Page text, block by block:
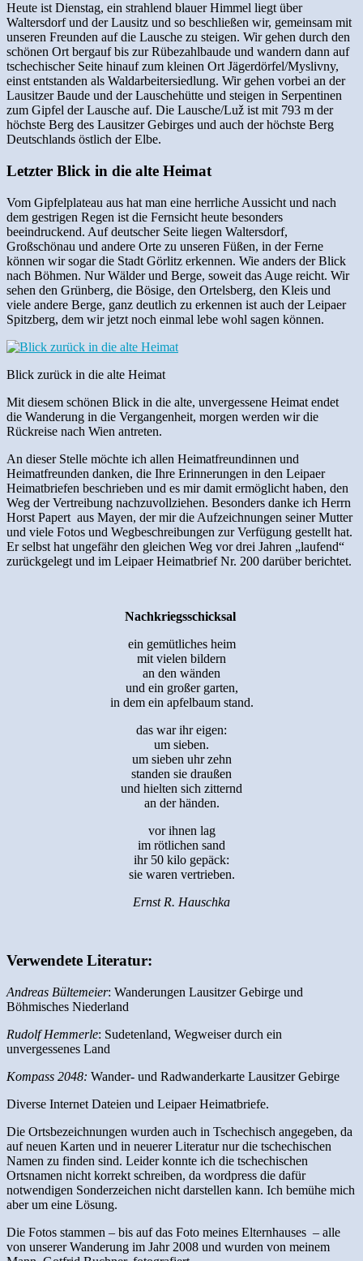
Heute ist Dienstag, ein strahlend blauer Himmel liegt über
Waltersdorf und der Lausitz und so beschließen wir, gemeinsam mit
unseren Freunden auf die Lausche zu steigen. Wir gehen durch den
schönen Ort bergauf bis zur Rübezahlbaude und wandern dann auf
tschechischer Seite hinauf zum kleinen Ort Jägerdörfel/Myslivny,
einst entstanden als Waldarbeitersiedlung. Wir gehen vorbei an der
Lausitzer Baude und der Lauschehütte und steigen in Serpentinen
zum Gipfel der Lausche auf. Die Lausche/Luž ist mit 793 m der
höchste Berg des Lausitzer Gebirges und auch der höchste Berg
Deutschlands östlich der Elbe.
Letzter Blick in die alte Heimat
Vom Gipfelplateau aus hat man eine herrliche Aussicht und nach
dem gestrigen Regen ist die Fernsicht heute besonders
beeindruckend. Auf deutscher Seite liegen Waltersdorf,
Großschönau und andere Orte zu unseren Füßen, in der Ferne
können wir sogar die Stadt Görlitz erkennen. Wie anders der Blick
nach Böhmen. Nur Wälder und Berge, soweit das Auge reicht. Wir
sehen den Grünberg, die Bösige, den Ortelsberg, den Kleis und
viele andere Berge, ganz deutlich zu erkennen ist auch der Leipaer
Spitzberg, dem wir jetzt noch einmal lebe wohl sagen können.
Blick zurück in die alte Heimat
Mit diesem schönen Blick in die alte, unvergessene Heimat endet
die Wanderung in die Vergangenheit, morgen werden wir die
Rückreise nach Wien antreten.
An dieser Stelle möchte ich allen Heimatfreundinnen und
Heimatfreunden danken, die Ihre Erinnerungen in den Leipaer
Heimatbriefen beschrieben und es mir damit ermöglicht haben, den
Weg der Vertreibung nachzuvollziehen. Besonders danke ich Herrn
Horst Papert aus Mayen, der mir die Aufzeichnungen seiner Mutter
und viele Fotos und Wegbeschreibungen zur Verfügung gestellt hat.
Er selbst hat ungefähr den gleichen Weg vor drei Jahren „laufend“
zurückgelegt und im Leipaer Heimatbrief Nr. 200 darüber berichtet.
Nachkriegsschicksal
ein gemütliches heim
mit vielen bildern
an den wänden
und ein großer garten,
in dem ein apfelbaum stand.
das war ihr eigen:
um sieben.
um sieben uhr zehn
standen sie draußen
und hielten sich zitternd
an der händen.
vor ihnen lag
im rötlichen sand
ihr 50 kilo gepäck:
sie waren vertrieben.
Ernst R. Hauschka
Verwendete Literatur:
Andreas Bültemeier: Wanderungen Lausitzer Gebirge und
Böhmisches Niederland
Rudolf Hemmerle: Sudetenland, Wegweiser durch ein
unvergessenes Land
Kompass 2048: Wander- und Radwanderkarte Lausitzer Gebirge
Diverse Internet Dateien und Leipaer Heimatbriefe.
Die Ortsbezeichnungen wurden auch in Tschechisch angegeben, da
auf neuen Karten und in neuerer Literatur nur die tschechischen
Namen zu finden sind. Leider konnte ich die tschechischen
Ortsnamen nicht korrekt schreiben, da wordpress die dafür
notwendigen Sonderzeichen nicht darstellen kann. Ich bemühe mich
aber um eine Lösung.
Die Fotos stammen – bis auf das Foto meines Elternhauses – alle
von unserer Wanderung im Jahr 2008 und wurden von meinem